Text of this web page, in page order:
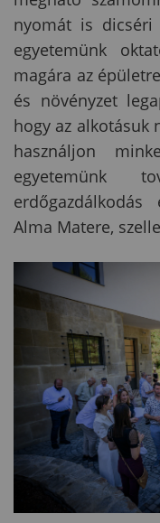
nyomát is
egyetemünk
magára az
és növényzet
hogy az alkotásuk
használjon
egyetemünk
Alma Matere,